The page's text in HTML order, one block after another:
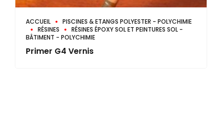
ACCUEIL
PISCINES & ETANGS POLYESTER - POLYCHIMIE
RÉSINES
RÉSINES ÉPOXY SOL ET PEINTURES SOL -
BÂTIMENT - POLYCHIMIE
Primer G4 Vernis